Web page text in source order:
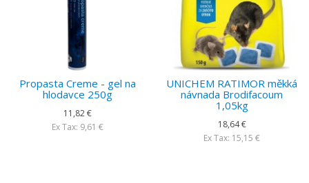
Propasta Creme - gel na
hlodavce 250g
11,82 €
Ex Tax: 9,61 €
UNICHEM RATIMOR měkká
návnada Brodifacoum
1,05kg
18,64 €
Ex Tax: 15,15 €